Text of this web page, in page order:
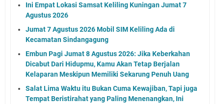
Ini Empat Lokasi Samsat Keliling Kuningan Jumat 7
Agustus 2026
Jumat 7 Agustus 2026 Mobil SIM Keliling Ada di
Kecamatan Sindangagung
Embun Pagi Jumat 8 Agustus 2026: Jika Keberkahan
Dicabut Dari Hidupmu, Kamu Akan Tetap Berjalan
Kelaparan Meskipun Memiliki Sekarung Penuh Uang
Salat Lima Waktu itu Bukan Cuma Kewajiban, Tapi juga
Tempat Beristirahat yang Paling Menenangkan, Ini